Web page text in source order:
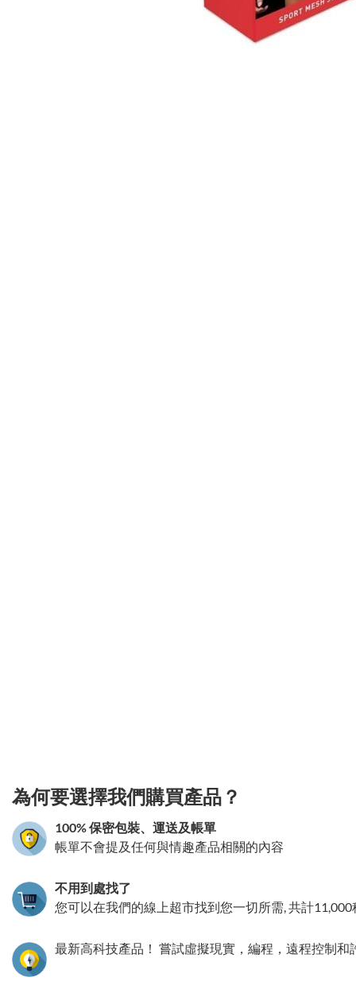
為何要選擇我們購買產品？
100% 保密包裝、運送及帳單
帳單不會提及任何與情趣產品相關的內容
不用到處找了
您可以在我們的線上超市找到您一切所需, 共計11,000
最新高科技產品！ 嘗試虛擬現實，編程，遠程控制